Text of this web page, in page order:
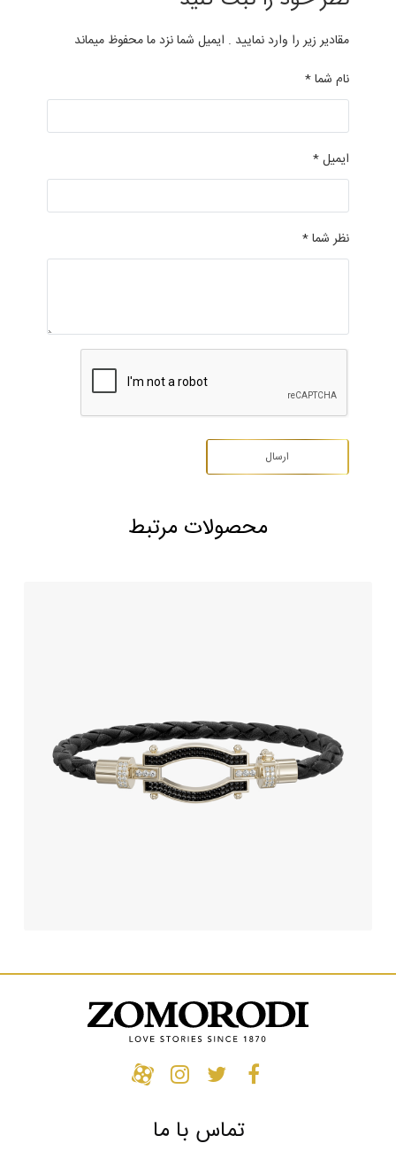
مقادیر زیر را وارد نمایید . ایمیل شما نزد ما محفوظ میماند
نام شما *
ایمیل *
نظر شما *
محصولات مرتبط
559,500,000 تومان
تماس با ما